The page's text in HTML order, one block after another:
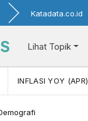
Katadata.co.id
Lihat Topik
INFLASI YOY (APR)